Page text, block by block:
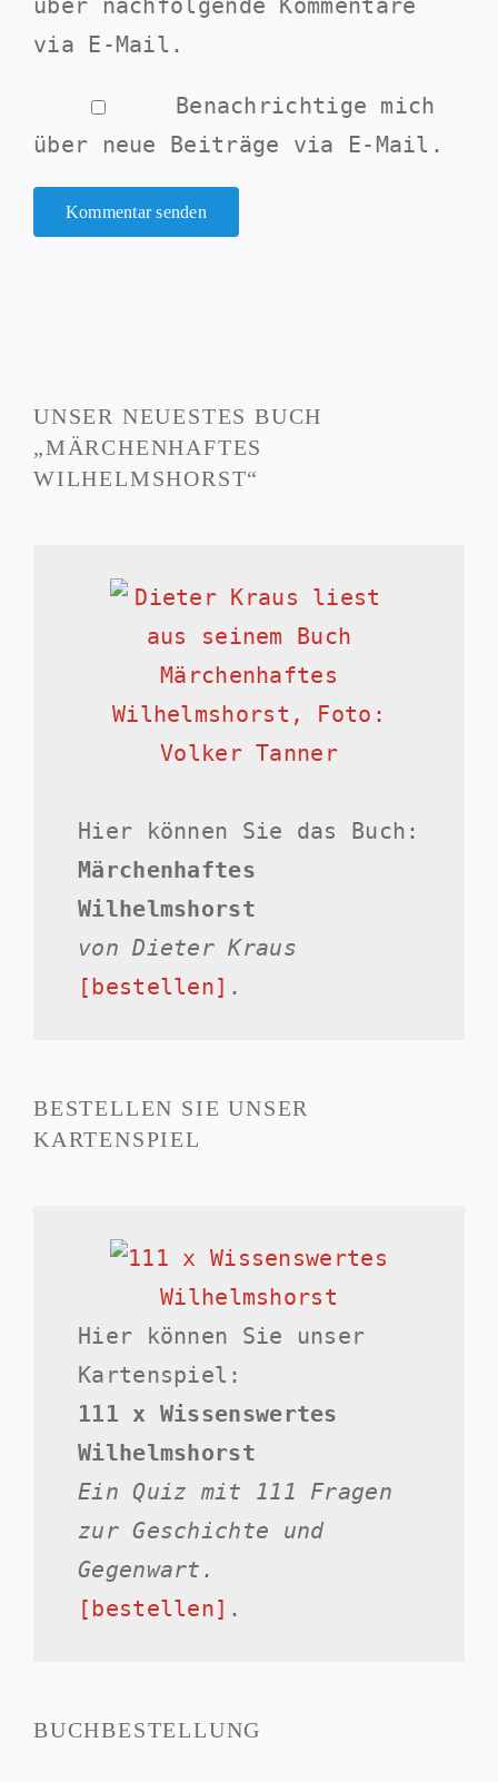
über nachfolgende Kommentare
via E-Mail.
Benachrichtige mich
über neue Beiträge via E-Mail.
UNSER NEUESTES BUCH
„MÄRCHENHAFTES
WILHELMSHORST“
Hier können Sie das Buch:
Märchenhaftes
Wilhelmshorst
von Dieter Kraus
[bestellen] .
BESTELLEN SIE UNSER
KARTENSPIEL
Hier können Sie unser
Kartenspiel:
111 x Wissenswertes
Wilhelmshorst
Ein Quiz mit 111 Fragen
zur Geschichte und
Gegenwart.
[bestellen] .
BUCHBESTELLUNG